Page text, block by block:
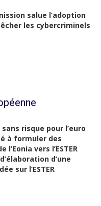
salue l’adoption
les cybercriminels
risque pour l’euro
à formuler des
vers l’ESTER
d’une
sur l’ESTER